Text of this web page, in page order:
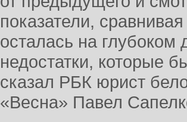
показатели,
осталась на глубоком
недостатки, которые
сказал РБК юрист
«Весна» Павел